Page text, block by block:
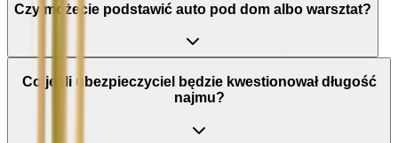
Czy możecie podstawić auto pod dom albo warsztat?
Co jeśli ubezpieczyciel będzie kwestionował długość
najmu?